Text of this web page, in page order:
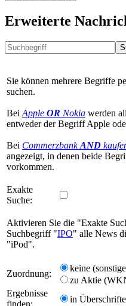
Erweiterte
Sie können mehrere Begriffe
suchen.
Bei Apple OR Nokia werden
entweder der Begriff Apple
Bei CommerzbankAND
angezeigt, in denen beide
vorkommen.
Exakte
Suche:
Aktivieren Sie die "Exakte
Suchbegriff "IPO" alle News
"iPod".
Zuordnung:
keine
zu Aktie
Ergebnisse
finden:
in